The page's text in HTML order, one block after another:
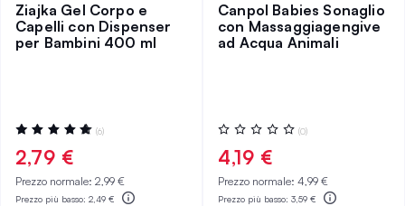
Ziajka Gel Corpo e
Capelli con Dispenser
per Bambini 400 ml
Valutazione:
100%
(6)
2,79 €
Prezzo normale: 2,99 €
Prezzo più basso: 2,49 €
Canpol Babies Sonaglio
con Massaggiagengive
ad Acqua Animali
Valutazione:
0%
(0)
4,19 €
Prezzo normale: 4,99 €
Prezzo più basso: 3,59 €